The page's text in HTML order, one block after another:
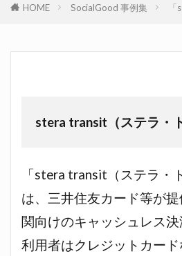
HOME SocialGood 事例集
stera transit（ステラ・
「stera transit（ステラ・
は、三井住友カード等が
関向けのキャッシュレス決
利用者はクレジットカー